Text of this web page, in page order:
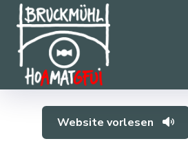
Website vorlesen